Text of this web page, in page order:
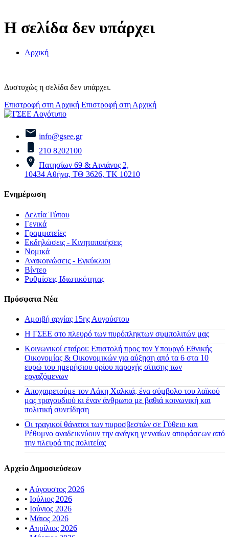
Η σελίδα δεν υπάρχει
Αρχική
Δυστυχώς η σελίδα δεν υπάρχει.
Επιστροφή στη Αρχική Επιστροφή στη Αρχική
info@gsee.gr
210 8202100
Πατησίων 69 & Αινιάνος 2,
10434 Αθήνα, ΤΘ 3626, ΤΚ 10210
Ενημέρωση
Δελτία Τύπου
Γενικά
Γραμματείες
Εκδηλώσεις - Κινητοποιήσεις
Νομικά
Ανακοινώσεις - Εγκύκλιοι
Βίντεο
Ρυθμίσεις Ιδιωτικότητας
Πρόσφατα Νέα
Αμοιβή αργίας 15ης Αυγούστου
H ΓΣΕΕ στο πλευρό των πυρόπληκτων συμπολιτών μας
Κοινωνικοί εταίροι: Επιστολή προς τον Υπουργό Εθνικής
Οικονομίας & Οικονομικών για αύξηση από τα 6 στα 10
ευρώ του ημερήσιου ορίου παροχής σίτισης των
εργαζόμενων
Αποχαιρετούμε τον Λάκη Χαλκιά, ένα σύμβολο του λαϊκού
μας τραγουδιού κι έναν άνθρωπο με βαθιά κοινωνική και
πολιτική συνείδηση
Οι τραγικοί θάνατοι των πυροσβεστών σε Γύθειο και
Ρέθυμνο αναδεικνύουν την ανάγκη γενναίων αποφάσεων από
την πλευρά της πολιτείας
Αρχείο Δημοσιεύσεων
• Αύγουστος 2026
• Ιούλιος 2026
• Ιούνιος 2026
• Μάιος 2026
• Απρίλιος 2026